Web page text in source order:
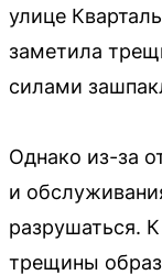
улице
заметила
силами
Однако из-за
и
разрушаться.
трещины